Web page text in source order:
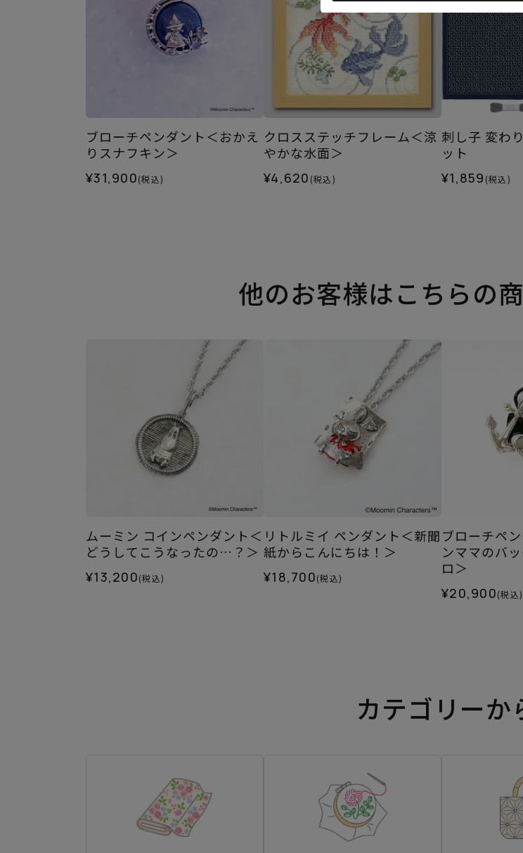
ブローチペンダント＜おかえ
りスナフキン＞
¥31,900(税込)
クロスステッチフレーム＜涼
やかな水面＞
¥4,620 (税込)
刺し子 変わ
ット
¥1,859 (税込)
他のお客様はこちらの
ムーミン コインペンダント＜
どうしてこうなったの…？＞
¥13,200(税込)
リトルミイ ペンダント＜新聞
紙からこんにちは！＞
¥18,700(税込)
ブローチペ
ンママのバ
ロ＞
¥20,900(税込)
カテゴリーか